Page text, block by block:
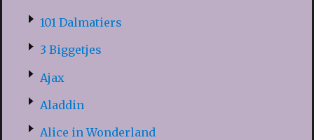
101 Dalmatiers
3 Biggetjes
Ajax
Aladdin
Alice in Wonderland